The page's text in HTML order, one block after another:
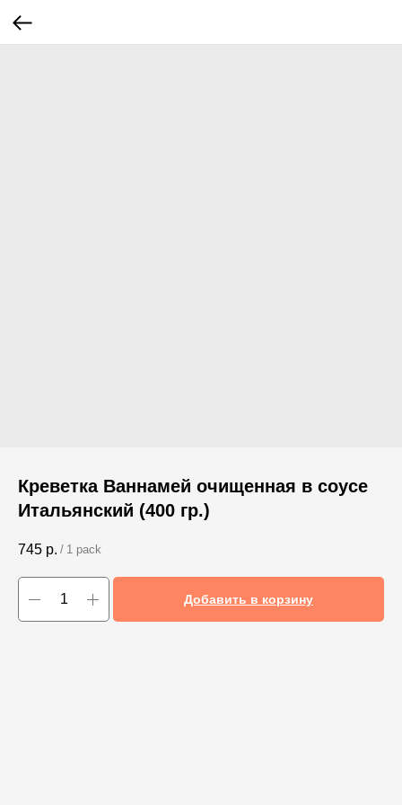
Креветка Ваннамей очищенная в соусе
Итальянский (400 гр.)
745 р. / 1 pack
Добавить в корзину